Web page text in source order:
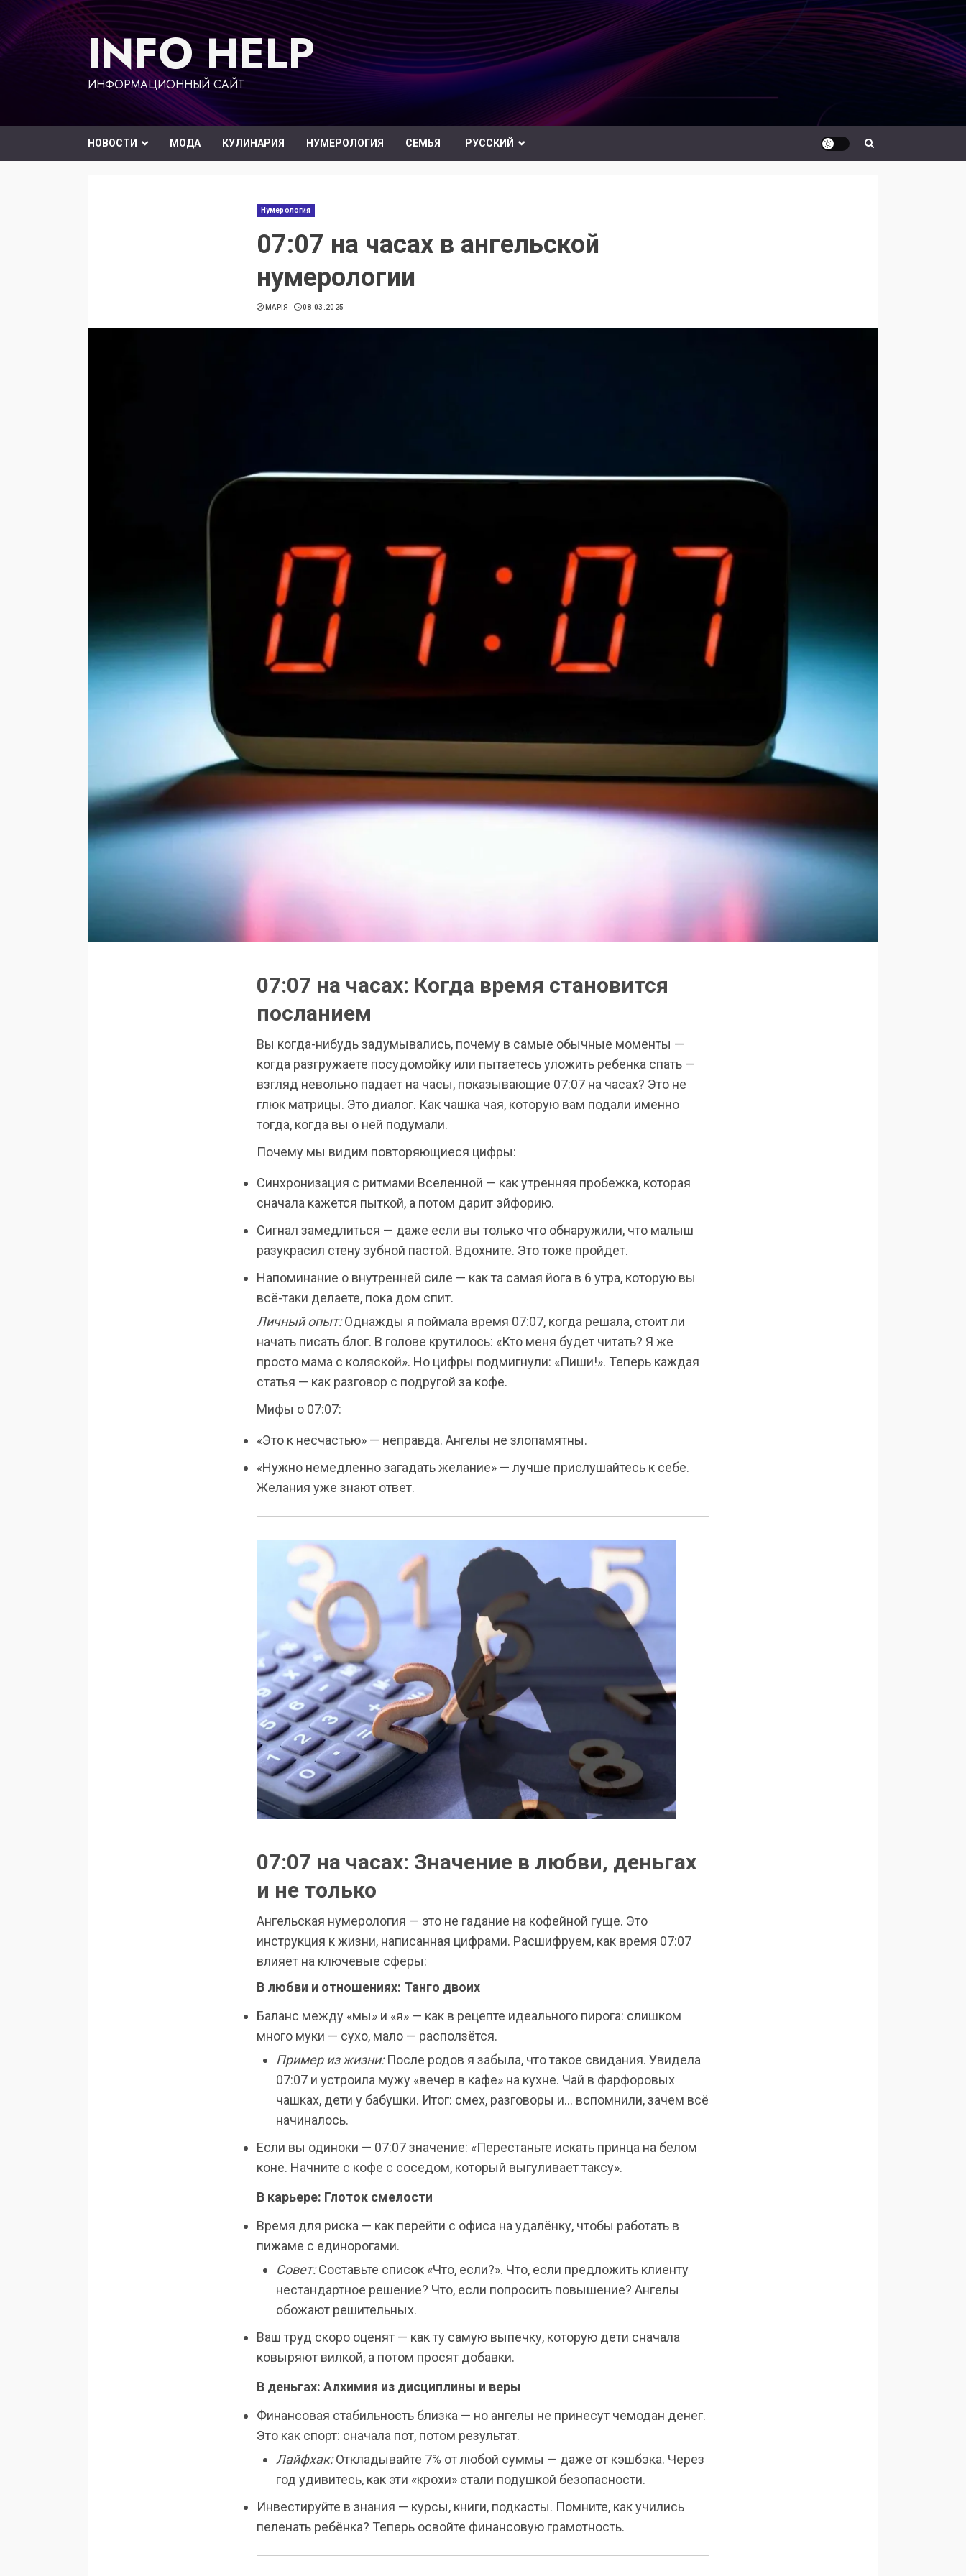
содержимому
INFO HELP
ИНФОРМАЦИОННЫЙ САЙТ
НОВОСТИ МОДА КУЛИНАРИЯ НУМЕРОЛОГИЯ СЕМЬЯ РУССКИЙ
Нумерология
07:07 на часах в ангельской
нумерологии
МАРІЯ 08.03.2025
07:07 на часах: Когда время становится
посланием
Вы когда-нибудь задумывались, почему в самые обычные моменты —
когда разгружаете посудомойку или пытаетесь уложить ребенка спать —
взгляд невольно падает на часы, показывающие 07:07 на часах? Это не
глюк матрицы. Это диалог. Как чашка чая, которую вам подали именно
тогда, когда вы о ней подумали.
Почему мы видим повторяющиеся цифры:
Синхронизация с ритмами Вселенной — как утренняя пробежка, которая
сначала кажется пыткой, а потом дарит эйфорию.
Сигнал замедлиться — даже если вы только что обнаружили, что малыш
разукрасил стену зубной пастой. Вдохните. Это тоже пройдет.
Напоминание о внутренней силе — как та самая йога в 6 утра, которую вы
всё-таки делаете, пока дом спит.
Личный опыт:Однажды я поймала время 07:07, когда решала, стоит ли
начать писать блог. В голове крутилось: «Кто меня будет читать? Я же
просто мама с коляской». Но цифры подмигнули: «Пиши!». Теперь каждая
статья — как разговор с подругой за кофе.
Мифы о 07:07:
«Это к несчастью» — неправда. Ангелы не злопамятны.
«Нужно немедленно загадать желание» — лучше прислушайтесь к себе.
Желания уже знают ответ.
07:07 на часах: Значение в любви, деньгах
и не только
Ангельская нумерология — это не гадание на кофейной гуще. Это
инструкция к жизни, написанная цифрами. Расшифруем, как время 07:07
влияет на ключевые сферы:
В любви и отношениях: Танго двоих
Баланс между «мы» и «я» — как в рецепте идеального пирога: слишком
много муки — сухо, мало — расползётся.
Пример из жизни:После родов я забыла, что такое свидания. Увидела
07:07 и устроила мужу «вечер в кафе» на кухне. Чай в фарфоровых
чашках, дети у бабушки. Итог: смех, разговоры и… вспомнили, зачем всё
начиналось.
Если вы одиноки — 07:07 значение: «Перестаньте искать принца на белом
коне. Начните с кофе с соседом, который выгуливает таксу».
В карьере: Глоток смелости
Время для риска — как перейти с офиса на удалёнку, чтобы работать в
пижаме с единорогами.
Совет:Составьте список «Что, если?». Что, если предложить клиенту
нестандартное решение? Что, если попросить повышение? Ангелы
обожают решительных.
Ваш труд скоро оценят — как ту самую выпечку, которую дети сначала
ковыряют вилкой, а потом просят добавки.
В деньгах: Алхимия из дисциплины и веры
Финансовая стабильность близка — но ангелы не принесут чемодан денег.
Это как спорт: сначала пот, потом результат.
Лайфхак:Откладывайте 7% от любой суммы — даже от кэшбэка. Через
год удивитесь, как эти «крохи» стали подушкой безопасности.
Инвестируйте в знания — курсы, книги, подкасты. Помните, как учились
пеленать ребёнка? Теперь освойте финансовую грамотность.